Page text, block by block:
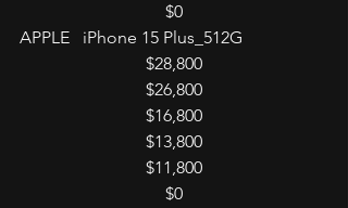
$0
APPLE   iPhone 15 Plus_512G
$28,800
$26,800
$16,800
$13,800
$11,800
$0